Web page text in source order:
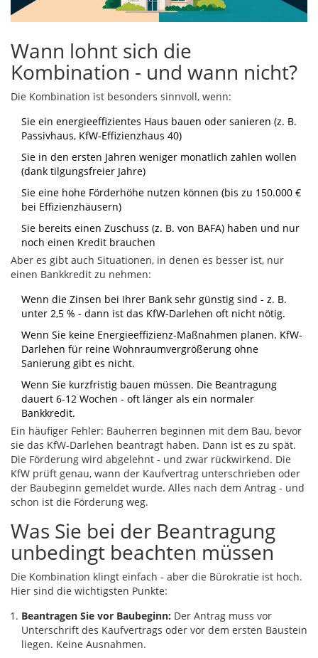
Wann lohnt sich die
Kombination - und wann nicht?
Die Kombination ist besonders sinnvoll, wenn:
Sie ein energieeffizientes Haus bauen oder sanieren (z. B.
Passivhaus, KfW-Effizienzhaus 40)
Sie in den ersten Jahren weniger monatlich zahlen wollen
(dank tilgungsfreier Jahre)
Sie eine hohe Förderhöhe nutzen können (bis zu 150.000 €
bei Effizienzhäusern)
Sie bereits einen Zuschuss (z. B. von BAFA) haben und nur
noch einen Kredit brauchen
Aber es gibt auch Situationen, in denen es besser ist, nur
einen Bankkredit zu nehmen:
Wenn die Zinsen bei Ihrer Bank sehr günstig sind - z. B.
unter 2,5 % - dann ist das KfW-Darlehen oft nicht nötig.
Wenn Sie keine Energieeffizienz-Maßnahmen planen. KfW-
Darlehen für reine Wohnraumvergrößerung ohne
Sanierung gibt es nicht.
Wenn Sie kurzfristig bauen müssen. Die Beantragung
dauert 6-12 Wochen - oft länger als ein normaler
Bankkredit.
Ein häufiger Fehler: Bauherren beginnen mit dem Bau, bevor
sie das KfW-Darlehen beantragt haben. Dann ist es zu spät.
Die Förderung wird abgelehnt - und zwar rückwirkend. Die
KfW prüft genau, wann der Kaufvertrag unterschrieben oder
der Baubeginn gemeldet wurde. Alles nach dem Antrag - und
schon ist die Förderung weg.
Was Sie bei der Beantragung
unbedingt beachten müssen
Die Kombination klingt einfach - aber die Bürokratie ist hoch.
Hier sind die wichtigsten Punkte:
Beantragen Sie vor Baubeginn: Der Antrag muss vor
Unterschrift des Kaufvertrags oder vor dem ersten Baustein
liegen. Keine Ausnahmen.